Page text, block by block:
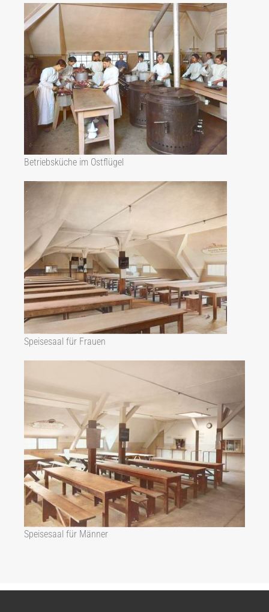
Betriebsküche im Ostflügel
Speisesaal für Frauen
Speisesaal für Männer